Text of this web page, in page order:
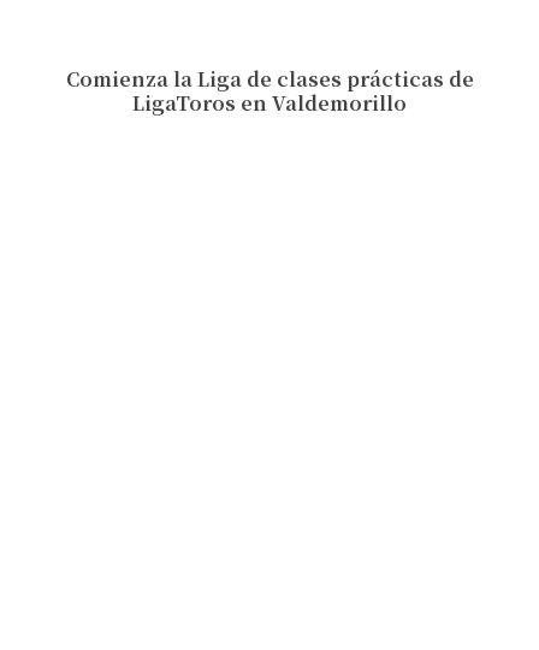
Comienza la Liga de clases prácticas de
LigaToros en Valdemorillo